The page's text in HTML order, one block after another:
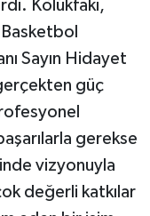
Kölükfakı,
Sayın Hidayet
güç
gerekse
vizyonuyla
değerli katkılar